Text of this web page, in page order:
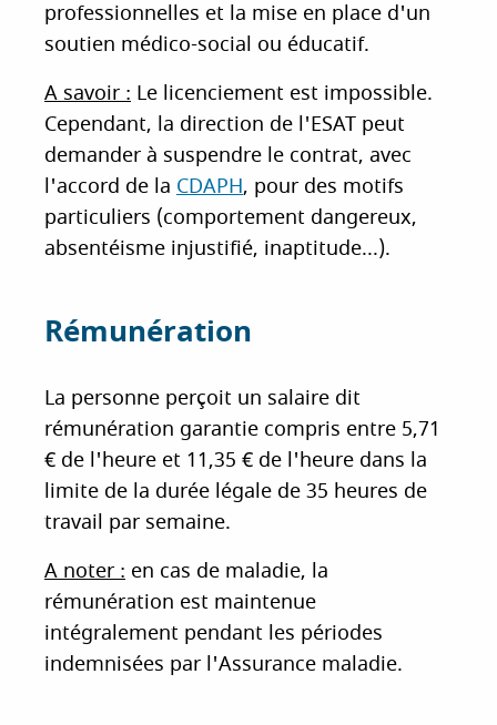
professionnelles et la mise en place d'un
soutien médico-social ou éducatif.
A savoir : Le licenciement est impossible.
Cependant, la direction de l'ESAT peut
demander à suspendre le contrat, avec
l'accord de la CDAPH, pour des motifs
particuliers (comportement dangereux,
absentéisme injustifié, inaptitude...).
Rémunération
La personne perçoit un salaire dit
rémunération garantie compris entre 5,71
€ de l'heure et 11,35 € de l'heure dans la
limite de la durée légale de 35 heures de
travail par semaine.
A noter : en cas de maladie, la
rémunération est maintenue
intégralement pendant les périodes
indemnisées par l'Assurance maladie.